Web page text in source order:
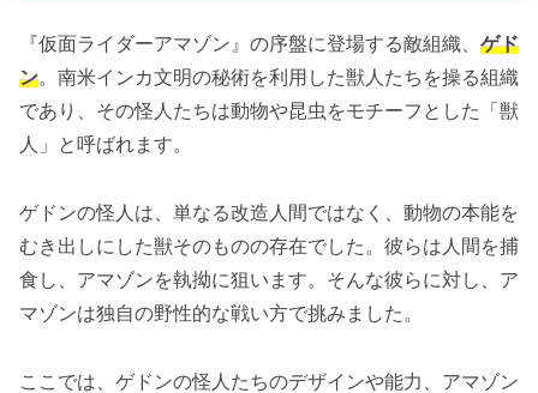
『仮面ライダーアマゾン』の序盤に登場する敵組織、 ゲド
ン。南米インカ文明の秘術を利用した獣人たちを操る組織
であり、その怪人たちは動物や昆虫をモチーフとした「獣
人」と呼ばれます。
ゲドンの怪人は、単なる改造人間ではなく、動物の本能を
むき出しにした獣そのものの存在でした。彼らは人間を捕
食し、アマゾンを執拗に狙います。そんな彼らに対し、ア
マゾンは独自の野性的な戦い方で挑みました。
ここでは、ゲドンの怪人たちのデザインや能力、アマゾン